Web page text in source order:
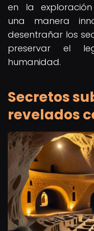
en la
una manera
desentrañar los
preservar el
humanidad.
Secretos
revelados